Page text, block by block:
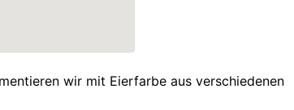
wir mit Eierfarbe aus verschiedenen